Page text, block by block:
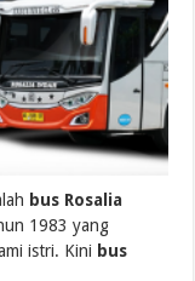
bus Rosalia
1983 yang
istri. Kini bus